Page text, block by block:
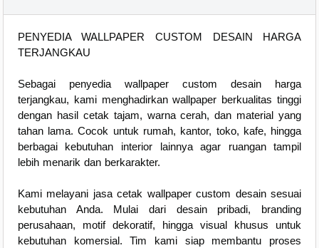
PENYEDIA WALLPAPER CUSTOM DESAIN HARGA
TERJANGKAU
Sebagai penyedia wallpaper custom desain harga
terjangkau, kami menghadirkan wallpaper berkualitas tinggi
dengan hasil cetak tajam, warna cerah, dan material yang
tahan lama. Cocok untuk rumah, kantor, toko, kafe, hingga
berbagai kebutuhan interior lainnya agar ruangan tampil
lebih menarik dan berkarakter.
Kami melayani jasa cetak wallpaper custom desain sesuai
kebutuhan Anda. Mulai dari desain pribadi, branding
perusahaan, motif dekoratif, hingga visual khusus untuk
kebutuhan komersial. Tim kami siap membantu proses